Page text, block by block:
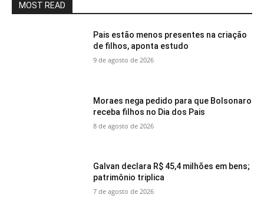
MOST READ
Pais estão menos presentes na criação
de filhos, aponta estudo
9 de agosto de 2026
Moraes nega pedido para que Bolsonaro
receba filhos no Dia dos Pais
8 de agosto de 2026
Galvan declara R$ 45,4 milhões em bens;
patrimônio triplica
7 de agosto de 2026